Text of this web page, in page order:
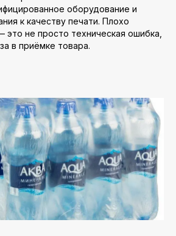
оборудование и
к качеству печати. Плохо
это не просто техническая ошибка,
в приёмке товара.